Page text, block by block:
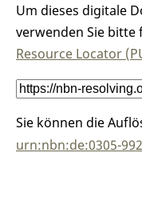
Um dieses digitale
verwenden Sie bitte
Resource Locator
Sie können die
urn:nbn:de:0305-